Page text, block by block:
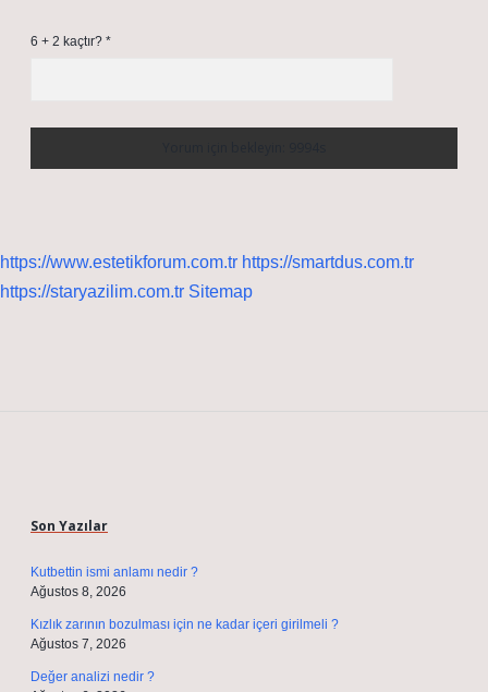
6 + 2 kaçtır? *
https://www.estetikforum.com.tr https://smartdus.com.tr
https://staryazilim.com.tr Sitemap
Son Yazılar
Kutbettin ismi anlamı nedir ?
Ağustos 8, 2026
Kızlık zarının bozulması için ne kadar içeri girilmeli ?
Ağustos 7, 2026
Değer analizi nedir ?